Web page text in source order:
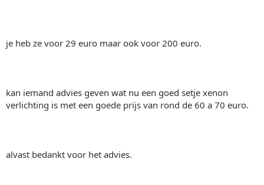
je heb ze voor 29 euro maar ook voor 200 euro.
kan iemand advies geven wat nu een goed setje xenon
verlichting is met een goede prijs van rond de 60 a 70 euro.
alvast bedankt voor het advies.